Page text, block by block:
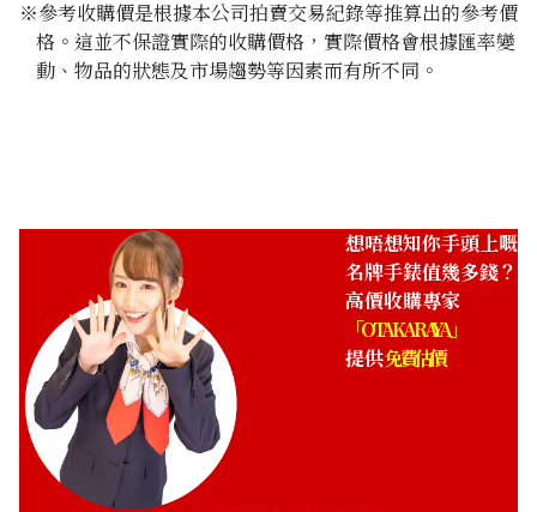
※參考收購價是根據本公司拍賣交易紀錄等推算出的參考價
格。這並不保證實際的收購價格，實際價格會根據匯率變
動、物品的狀態及市場趨勢等因素而有所不同。
想唔想知你手頭上嘅
名牌手錶值幾多錢？
高價收購專家
「OTAKARAYA」
提供免費估價